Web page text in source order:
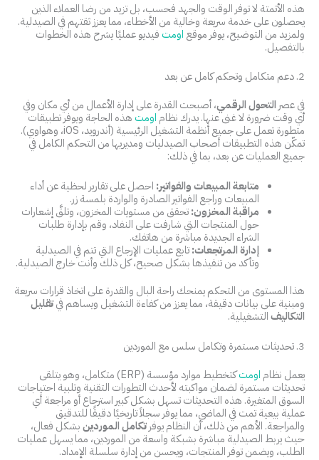
هذه الأتمتة لا توفر الوقت والجهد فحسب، بل تزيد من رضا العملاء الذين
يحصلون على خدمة سريعة وخالية من الأخطاء، مما يعزز ثقتهم في الصيدلية.
ولمزيد من التوضيح، يوفر موقع اومت فيديو عمليًا يشرح هذه الخطوات
بالتفصيل.
2. دعم متكامل وتحكم كامل عن بعد
في عصر التحول الرقمي، أصبحت القدرة على إدارة الأعمال من أي مكان وفي
أي وقت ضرورة لا غنى عنها. يدرك نظام اومت هذه الحاجة ويوفر تطبيقات
متطورة تعمل على جميع أنظمة التشغيل الرئيسية (أندرويد، iOS، وهواوي).
تمكّن هذه التطبيقات أصحاب الصيدليات ومديريها من التحكم الكامل في
جميع العمليات عن بعد، بما في ذلك:
متابعة المبيعات والفواتير: احصل على تقارير لحظية عن أداء
المبيعات وراجع الفواتير الصادرة والواردة بلمسة زر.
مراقبة المخزون:تحقق من مستويات المخزون، وتلقَّ إشعارات
حول المنتجات التي شارفت على النفاد، وقم بإدارة طلبات
الشراء الجديدة مباشرة من هاتفك.
إدارة المرتجعات:تابع عمليات الإرجاع التي تتم في الصيدلية
وتأكد من تنفيذها بشكل صحيح، كل ذلك وأنت خارج الصيدلية.
هذا المستوى من التحكم يمنحك راحة البال والقدرة على اتخاذ قرارات سريعة
ومبنية على بيانات دقيقة، مما يعزز من كفاءة التشغيل ويساهم فيتقليل
التكاليفالتشغيلية.
3. تحديثات مستمرة وتكامل سلس مع الموردين
يعمل نظام اومت
كتخطيط موارد مؤسسة (ERP) متكامل، وهو يتلقى
تحديثات مستمرة لضمان مواكبته لأحدث التطورات التقنية وتلبية احتياجات
السوق المتغيرة. هذه التحديثات تسهل بشكل كبير استرجاع أو مراجعة أي
عملية بيعية تمت في الماضي، مما يوفر سجلاً تاريخيًا دقيقًا للتدقيق
والمراجعة. الأهم من ذلك، أن النظام يوفرتكامل الموردينبشكل فعال،
حيث يربط الصيدلية مباشرة بشبكة واسعة من الموردين، مما يسهل عمليات
الطلب، ويضمن توفر المنتجات، ويحسن من إدارة سلسلة الإمداد.